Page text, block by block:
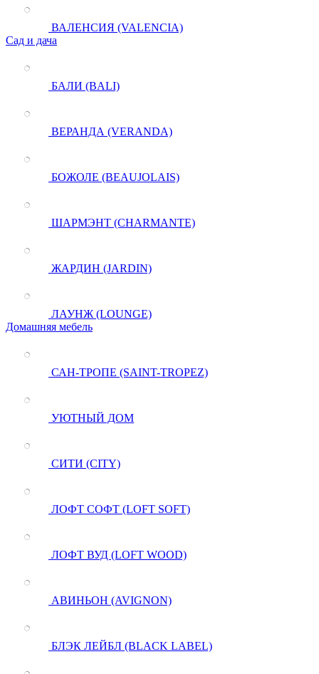
ВАЛЕНСИЯ (VALENCIA)
Сад и дача
БАЛИ (BALI)
ВЕРАНДА (VERANDA)
БОЖОЛЕ (BEAUJOLAIS)
ШАРМЭНТ (CHARMANTE)
ЖАРДИН (JARDIN)
ЛАУНЖ (LOUNGE)
Домашняя мебель
САН-ТРОПЕ (SAINT-TROPEZ)
УЮТНЫЙ ДОМ
СИТИ (CITY)
ЛОФТ СОФТ (LOFT SOFT)
ЛОФТ ВУД (LOFT WOOD)
АВИНЬОН (AVIGNON)
БЛЭК ЛЕЙБЛ (BLACK LABEL)